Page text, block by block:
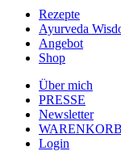
Rezepte
Ayurveda
Angebot
Shop
Über mich
PRESSE
Newsletter
WARENKORB
Login